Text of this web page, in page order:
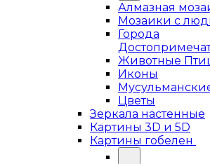
Алмазная
Мозаики с
Города
Животные
Иконы
Цветы
Зеркала настенные
Картины 3D и 5D
Картины гобелен